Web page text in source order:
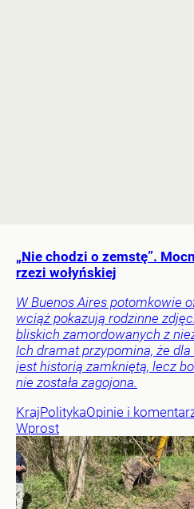
„Nie chodzi o zemstę”.
rzezi wołyńskiej
W Buenos Aires potomkowie
wciąż pokazują rodzinne
bliskich zamordowanych z
Ich dramat przypomina, że dla
jest historią zamkniętą, lecz
nie została zagojona.
KrajPolitykaOpinie i
Wprost